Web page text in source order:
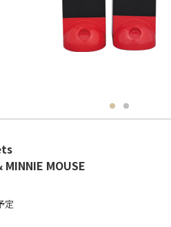
MINNIE MOUSE
定